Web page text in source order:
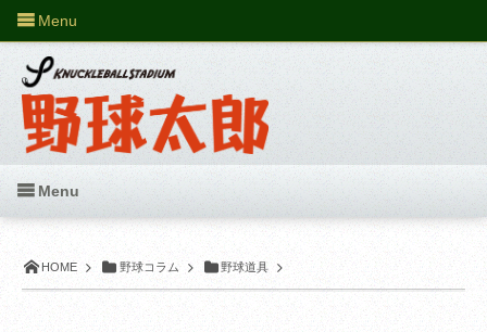
HOME 野球コラム 野球道具
Menu
Menu